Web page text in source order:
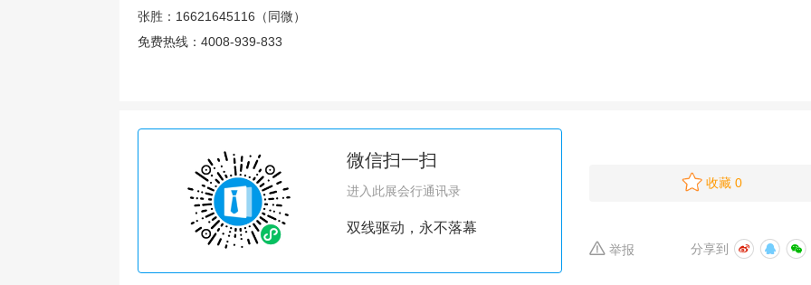
张胜：16621645116（同微）
免费热线：4008-939-833
微信扫一扫
进入此展会行通讯录
双线驱动，永不落幕
收藏 0
举报 分享到